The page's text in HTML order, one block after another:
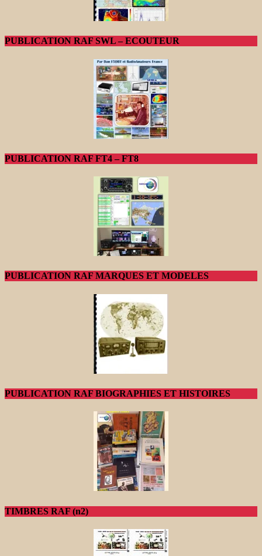
PUBLICATION RAF SWL – ECOUTEUR
PUBLICATION RAF FT4 – FT8
PUBLICATION RAF MARQUES ET MODELES
PUBLICATION RAF BIOGRAPHIES ET HISTOIRES
TIMBRES RAF (n2)